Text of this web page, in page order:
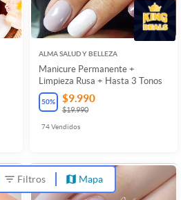
ALMA SALUD Y BELLEZA
Manicure Permanente +
Limpieza Rusa + Hasta 3 Tonos
50% $9.990
$19.990
74Vendidos
Filtros Mapa